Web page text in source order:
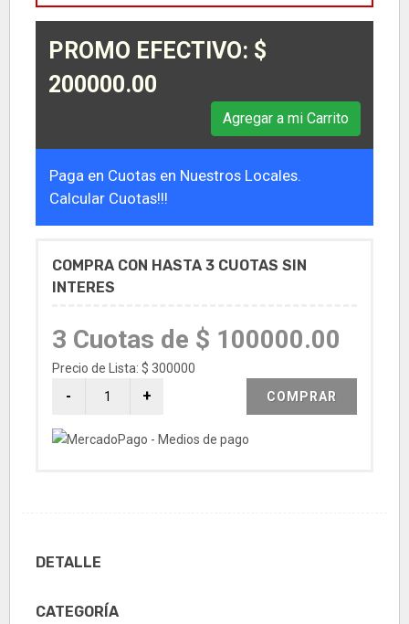
PROMO EFECTIVO: $
200000.00
Agregar a mi Carrito
Paga en Cuotas en Nuestros Locales.
Calcular Cuotas!!!
COMPRA CON HASTA 3 CUOTAS SIN
INTERES
3 Cuotas de $ 100000.00
Precio de Lista: $ 300000
COMPRAR
DETALLE
CATEGORÍA